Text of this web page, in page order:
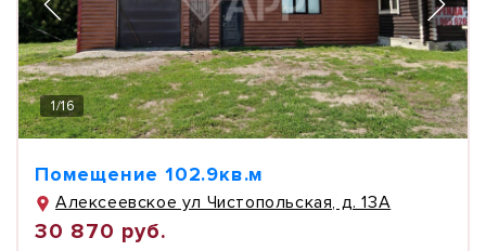
1/16
Помещение 102.9кв.м
Алексеевское ул Чистопольская, д. 13А
30 870 руб.